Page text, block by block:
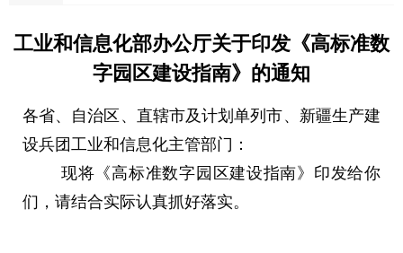
工业和信息化部办公厅关于印发《高标准数
字园区建设指南》的通知
各省、自治区、直辖市及计划单列市、新疆生产建
设兵团工业和信息化主管部门：
现将《高标准数字园区建设指南》印发给你
们，请结合实际认真抓好落实。